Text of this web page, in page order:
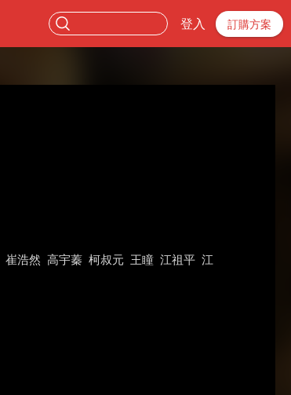
登入 訂購方案
崔浩然 高宇蓁 柯叔元 王瞳 江祖平 江